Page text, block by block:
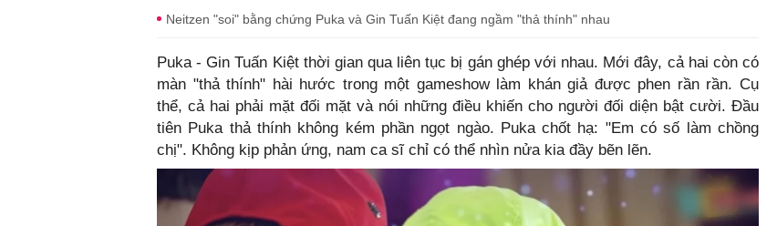
Neitzen "soi" bằng chứng Puka và Gin Tuấn Kiệt đang ngầm "thả thính" nhau
Puka - Gin Tuấn Kiệt thời gian qua liên tục bị gán ghép với nhau. Mới đây, cả hai còn có
màn "thả thính" hài hước trong một gameshow làm khán giả được phen rần rần. Cụ
thể, cả hai phải mặt đối mặt và nói những điều khiến cho người đối diện bật cười. Đầu
tiên Puka thả thính không kém phần ngọt ngào. Puka chốt hạ: "Em có số làm chồng
chị". Không kịp phản ứng, nam ca sĩ chỉ có thể nhìn nửa kia đầy bẽn lẽn.